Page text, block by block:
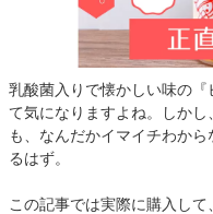
乳酸菌入りで懐かしい味の
て気になりますよね。しか
も、なんだかイマイチわか
るはず。
この記事では実際に購入し